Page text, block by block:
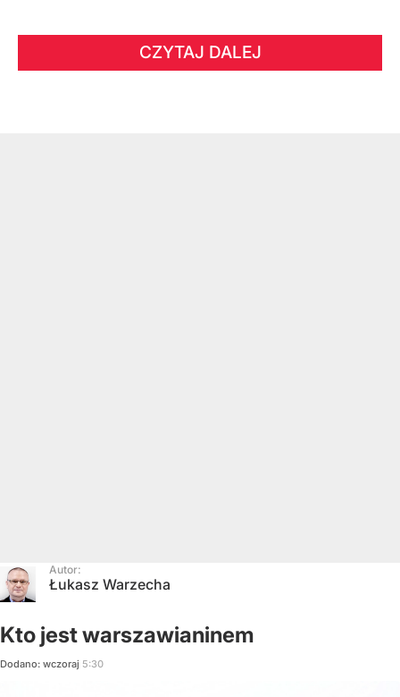
CZYTAJ DALEJ
Autor:
Łukasz Warzecha
Kto jest warszawianinem
Dodano: wczoraj 5:30